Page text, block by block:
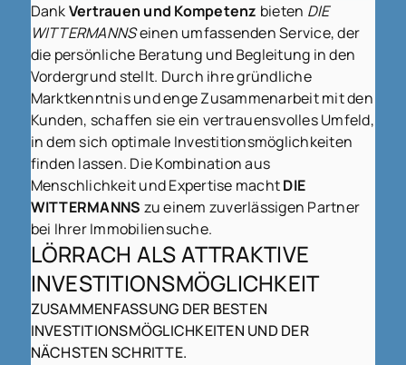
DankVertrauen und Kompetenz bieten DIE
WITTERMANNSeinen umfassenden Service, der
die persönliche Beratung und Begleitung in den
Vordergrund stellt. Durch ihre gründliche
Marktkenntnis und enge Zusammenarbeit mit den
Kunden, schaffen sie ein vertrauensvolles Umfeld,
in dem sich optimale Investitionsmöglichkeiten
finden lassen. Die Kombination aus
Menschlichkeit und Expertise machtDIE
WITTERMANNS zu einem zuverlässigen Partner
bei Ihrer Immobiliensuche.
LÖRRACH ALS ATTRAKTIVE
INVESTITIONSMÖGLICHKEIT
ZUSAMMENFASSUNG DER BESTEN
INVESTITIONSMÖGLICHKEITEN UND DER
NÄCHSTEN SCHRITTE.